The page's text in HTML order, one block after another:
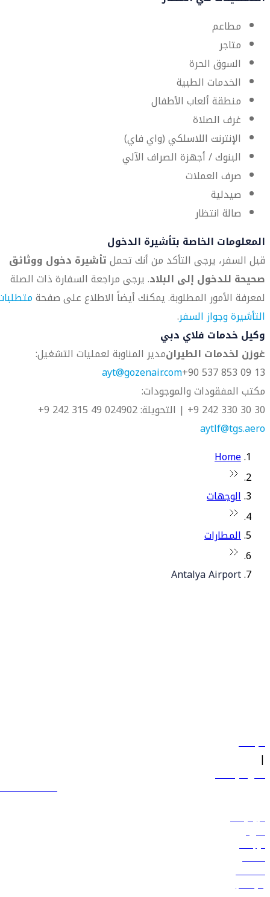
مطاعم
متاجر
السوق الحرة
الخدمات الطبية
منطقة ألعاب الأطفال
غرف الصلاة
الإنترنت اللاسلكي (واي فاي)
البنوك / أجهزة الصراف الآلي
صرف العملات
صيدلية
صالة انتظار
المعلومات الخاصة بتأشيرة الدخول
قبل السفر، يرجى التأكد من أنك تحملتأشيرة دخول ووثائق
صحيحة للدخول إلى البلاد. يرجى مراجعة السفارة ذات الصلة
لمعرفة الأمور المطلوبة. يمكنك أيضاً الاطلاع على صفحة
التأشيرة وجواز السفر.
وكيل خدمات فلاي دبي
غوزن لخدمات الطيرانمدير المناوبة لعمليات التشغيل:
13 09 853 537 90+
ayt@gozenair.com
مكتب المفقودات والموجودات:
30 30 330 242 9+ | التحويلة: 4902
02 49 315 242 9+
aytlf@tgs.aero
Home
الوجهات
المطارات
Antalya Airport
سياساتنا
|
الشروط والأحكام
600 544 445
حجز الرحلات
العروض
الوجهات
الأمتعة
المساعدة
إدارة الحجز